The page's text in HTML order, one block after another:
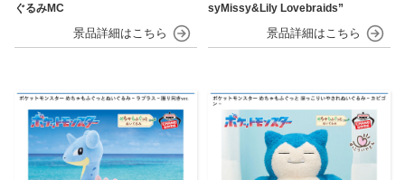
ぐるみMC
syMissy&Lily Lovebraids”